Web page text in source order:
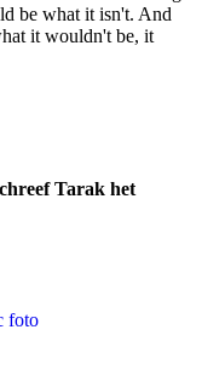
be what it isn't. And
it wouldn't be, it
Tarak het
foto